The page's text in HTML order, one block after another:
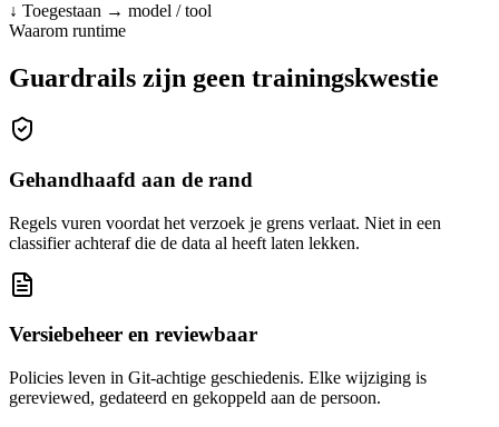
↓ Toegestaan → model / tool
Waarom runtime
Guardrails zijn geen trainingskwestie
Gehandhaafd aan de rand
Regels vuren voordat het verzoek je grens verlaat. Niet in een
classifier achteraf die de data al heeft laten lekken.
Versiebeheer en reviewbaar
Policies leven in Git-achtige geschiedenis. Elke wijziging is
gereviewed, gedateerd en gekoppeld aan de persoon.